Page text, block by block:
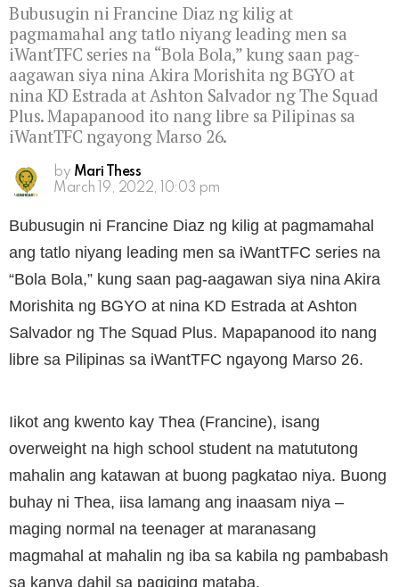
Bubusugin ni Francine Diaz ng kilig at
pagmamahal ang tatlo niyang leading men sa
iWantTFC series na “Bola Bola,” kung saan pag-
aagawan siya nina Akira Morishita ng BGYO at
nina KD Estrada at Ashton Salvador ng The Squad
Plus. Mapapanood ito nang libre sa Pilipinas sa
iWantTFC ngayong Marso 26.
by Mari Thess
March 19, 2022, 10:03 pm
Bubusugin ni Francine Diaz ng kilig at pagmamahal
ang tatlo niyang leading men sa iWantTFC series na
“Bola Bola,” kung saan pag-aagawan siya nina Akira
Morishita ng BGYO at nina KD Estrada at Ashton
Salvador ng The Squad Plus. Mapapanood ito nang
libre sa Pilipinas sa iWantTFC ngayong Marso 26.
Iikot ang kwento kay Thea (Francine), isang
overweight na high school student na matututong
mahalin ang katawan at buong pagkatao niya. Buong
buhay ni Thea, iisa lamang ang inaasam niya –
maging normal na teenager at maranasang
magmahal at mahalin ng iba sa kabila ng pambabash
sa kanya dahil sa pagiging mataba.